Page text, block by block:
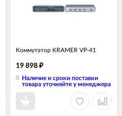
Коммутатор KRAMER VP-41
19 898 ₽
Наличие и сроки поставки
товара уточняйте у менеджера